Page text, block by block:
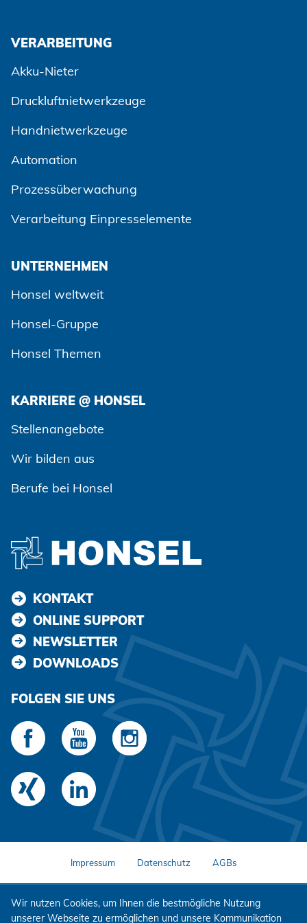
VERARBEITUNG
Akku-Nieter
Druckluftnietwerkzeuge
Handnietwerkzeuge
Automation
Prozessüberwachung
Verarbeitung Einpresselemente
UNTERNEHMEN
Honsel weltweit
Honsel-Gruppe
Honsel Themen
KARRIERE @ HONSEL
Stellenangebote
Wir bilden aus
Berufe bei Honsel
KONTAKT
ONLINE SUPPORT
NEWSLETTER
DOWNLOADS
FOLGEN SIE UNS
Impressum Datenschutz AGBs
Wir nutzen Cookies, um Ihnen die bestmögliche Nutzung
unserer Webseite zu ermöglichen und unsere Kommunikation